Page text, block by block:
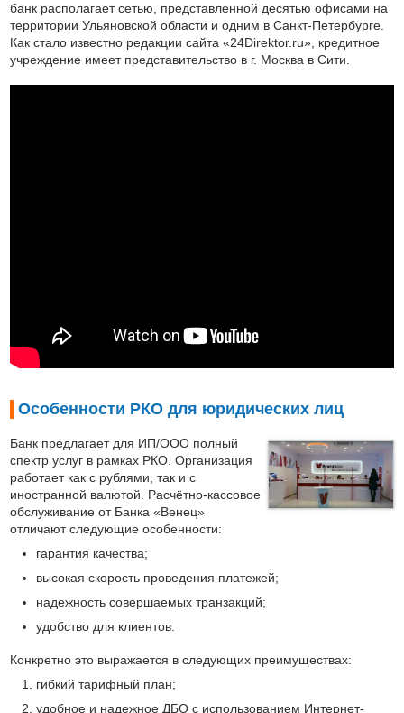
банк располагает сетью, представленной десятью офисами на
территории Ульяновской области и одним в Санкт-Петербурге.
Как стало известно редакции сайта «24Direktor.ru», кредитное
учреждение имеет представительство в г. Москва в Сити.
Особенности РКО для юридических лиц
Банк предлагает для ИП/ООО полный
спектр услуг в рамках РКО. Организация
работает как с рублями, так и с
иностранной валютой. Расчётно-кассовое
обслуживание от Банка «Венец»
отличают следующие особенности:
гарантия качества;
высокая скорость проведения платежей;
надежность совершаемых транзакций;
удобство для клиентов.
Конкретно это выражается в следующих преимуществах:
гибкий тарифный план;
удобное и надежное ДБО с использованием Интернет-